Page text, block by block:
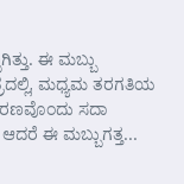
ಈ ಮಬ್ಬು
ಮಧ್ಯಮ ತರಗತಿಯ
ಸದಾ
ಈ ಮಬ್ಬುಗತ್ತ...